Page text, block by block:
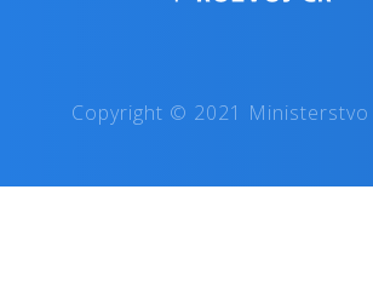
Copyright © 2021